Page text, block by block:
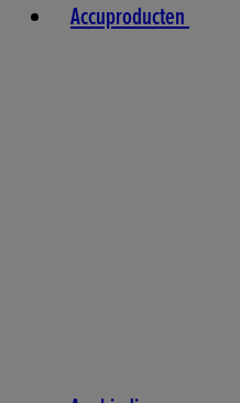
Accuproducten